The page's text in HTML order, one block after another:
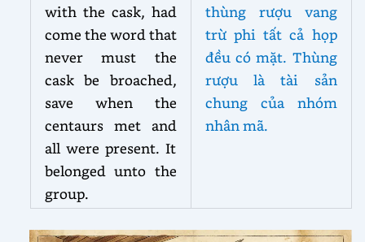
with the cask, had
come the word that
never must the
cask be broached,
save when the
centaurs met and
all were present. It
belonged unto the
group.
thùng rượu vang
trừ phi tất cả họp
đều có mặt. Thùng
rượu là tài sản
chung của nhóm
nhân mã.